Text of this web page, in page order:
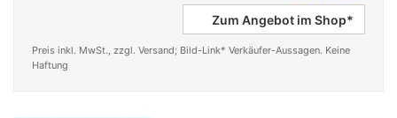
Zum Angebot im Shop*
Preis inkl. MwSt., zzgl. Versand; Bild-Link* Verkäufer-Aussagen. Keine
Haftung